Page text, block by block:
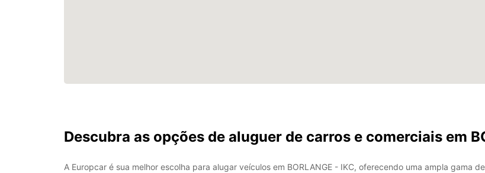
Descubra as opções de aluguer de carros e comerciais em
A Europcar é sua melhor escolha para alugar veículos em BORLANGE - IKC, oferecendo uma ampla gama